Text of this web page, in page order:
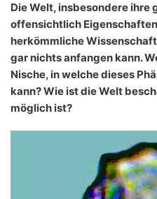
Die Welt, insbesondere ihre
offensichtlich
herkömmliche
gar nichts anfangen kann.
Nische, in welche dieses
kann? Wie ist die Welt
möglich ist?